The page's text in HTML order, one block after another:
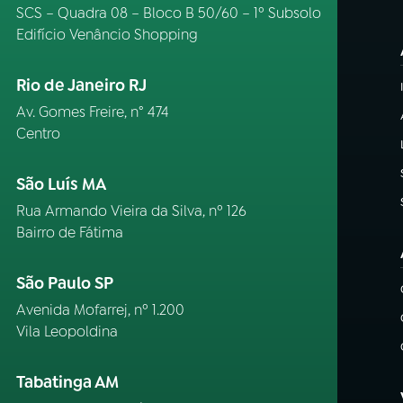
SCS – Quadra 08 – Bloco B 50/60 – 1º Subsolo
Edifício Venâncio Shopping
Rio de Janeiro RJ
Av. Gomes Freire, n° 474
Centro
São Luís MA
Rua Armando Vieira da Silva, nº 126
Bairro de Fátima
São Paulo SP
Avenida Mofarrej, nº 1.200
Vila Leopoldina
Tabatinga AM